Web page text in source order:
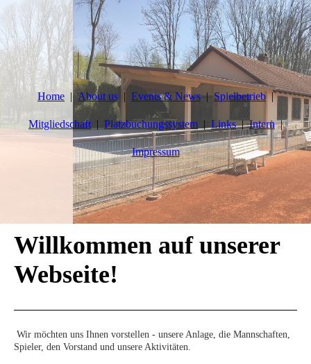
Home About us Events & News Spielbetrieb
Mitgliedschaft Platzbuchungssystem Links Intern
Impressum
Willkommen auf unserer
Webseite!
Wir möchten uns Ihnen vorstellen - unsere Anlage, die Mannschaften,
Spieler, den Vorstand und unsere Aktivitäten